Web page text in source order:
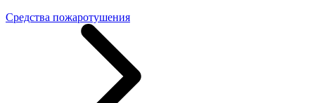
Средства пожаротушения